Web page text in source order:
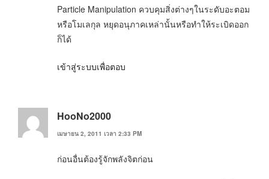
Particle Manipulation ควบคุมสิ่งต่างๆในระดับอะตอม
หรือโมเลกุล หยุดอนุภาคเหล่านั้นหรือทำให้ระเบิดออก
ก็ได้
เข้าสู่ระบบเพื่อตอบ
HooNo2000
เมษายน 2, 2011 เวลา 2:33 PM
ก่อนอื่นต้องรู้จักพลังจิตก่อน